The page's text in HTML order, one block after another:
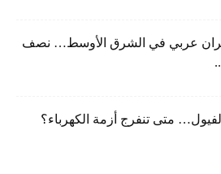
عربي في الشرق الأوسط… نصف
متى تنفرج أزمة الكهرباء؟